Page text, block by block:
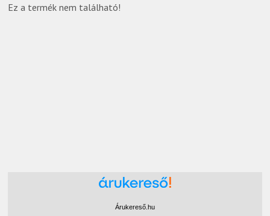
Ez a termék nem található!
Árukereső.hu